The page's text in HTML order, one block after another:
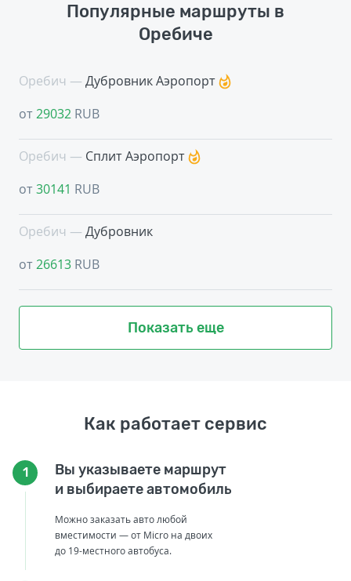
Популярные маршруты в
Оребиче
Оребич — Дубровник Аэропорт
от29032 RUB
Оребич — Сплит Аэропорт
от30141 RUB
Оребич — Дубровник
от26613 RUB
Показать еще
Как работает сервис
1
Вы указываете маршрут
и выбираете автомобиль
Можно заказать авто любой
вместимости — от Micro на двоих
до 19-местного автобуса.